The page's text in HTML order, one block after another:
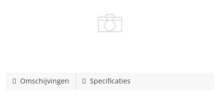
Omschijvingen Specificaties